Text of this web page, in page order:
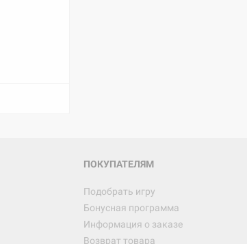
ПОКУПАТЕЛЯМ
Подобрать игру
Бонусная программа
Информация о заказе
Возврат товара